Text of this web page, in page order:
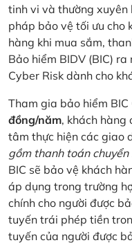
tinh vi và thường
pháp bảo vệ tối ưu cho
hàng khi mua sắm,
Bảo hiểm BIDV (BIC)
Cyber Risk dành cho
Tham gia bảo hiểm
đồng/năm, khách hàng
tâm thực hiện các giao
gồm thanh toán
BIC sẽ bảo vệ khách
áp dụng trong trường
chính cho người được
tuyến trái phép tiền
tuyến của người được